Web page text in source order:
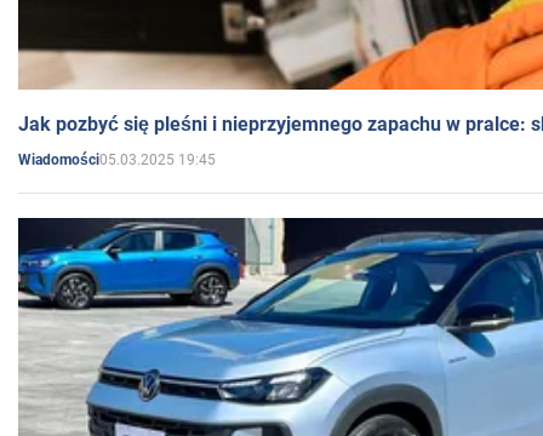
Jak pozbyć się pleśni i nieprzyjemnego zapachu w pralce:
Wiadomości05.03.2025 19:45